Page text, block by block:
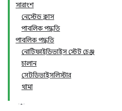
সারাংশ
নেস্টেড ক্লাস
পাবলিক পদ্ধতি
পাবলিক পদ্ধতি
নোটিফাইডিভাইস স্টেট চেঞ্জ
চালান
সেটডিভাইসলিস্টার
থামা